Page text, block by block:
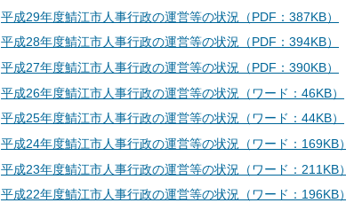
平成29年度鯖江市人事行政の運営等の状況（PDF：387KB）
平成28年度鯖江市人事行政の運営等の状況（PDF：394KB）
平成27年度鯖江市人事行政の運営等の状況（PDF：390KB）
平成26年度鯖江市人事行政の運営等の状況（ワード：46KB）
平成25年度鯖江市人事行政の運営等の状況（ワード：44KB）
平成24年度鯖江市人事行政の運営等の状況（ワード：169KB）
平成23年度鯖江市人事行政の運営等の状況（ワード：211KB）
平成22年度鯖江市人事行政の運営等の状況（ワード：196KB）